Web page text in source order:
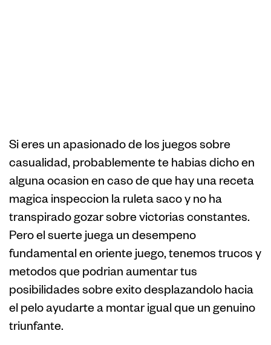
Si eres un apasionado de los juegos sobre
casualidad, probablemente te habias dicho en
alguna ocasion en caso de que hay una receta
magica inspeccion la ruleta saco y no ha
transpirado gozar sobre victorias constantes.
Pero el suerte juega un desempeno
fundamental en oriente juego, tenemos trucos y
metodos que podrian aumentar tus
posibilidades sobre exito desplazandolo hacia
el pelo ayudarte a montar igual que un genuino
triunfante.